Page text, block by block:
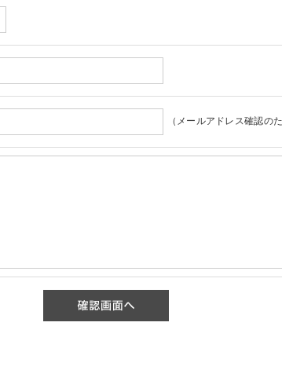
（メールアドレス確認の